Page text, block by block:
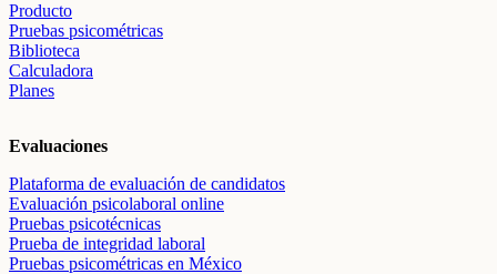
Producto
Pruebas psicométricas
Biblioteca
Calculadora
Planes
Evaluaciones
Plataforma de evaluación de candidatos
Evaluación psicolaboral online
Pruebas psicotécnicas
Prueba de integridad laboral
Pruebas psicométricas en México